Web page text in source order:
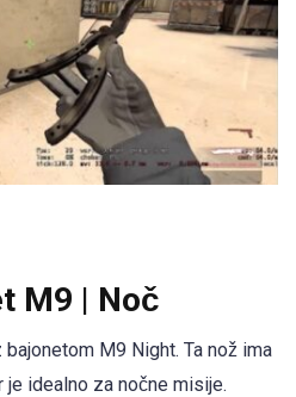
M9 | Noč
M9 Night. Ta nož ima
idealno za nočne misije.